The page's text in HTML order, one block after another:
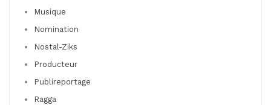
Musique
Nomination
Nostal-Ziks
Producteur
Publireportage
Ragga